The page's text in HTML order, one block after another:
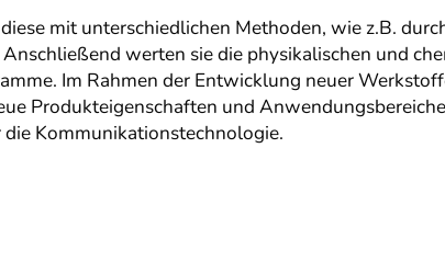
mit unterschiedlichen Methoden, wie z.B.
werten sie die physikalischen und
Im Rahmen der Entwicklung neuer
Produkteigenschaften und
Kommunikationstechnologie.